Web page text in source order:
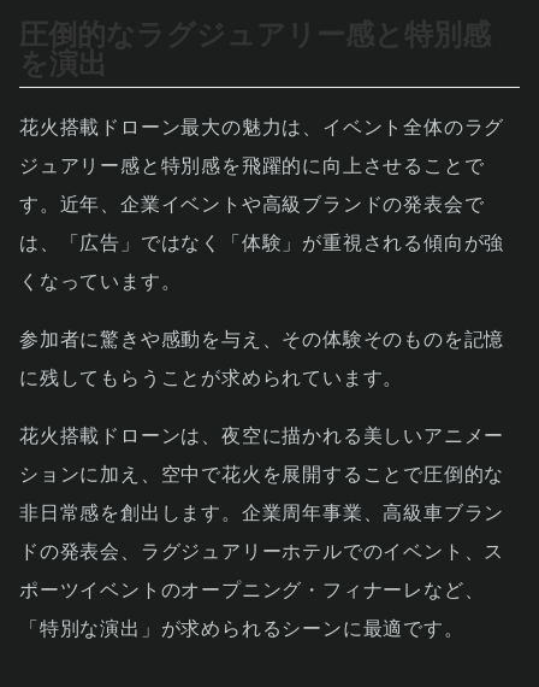
圧倒的なラグジュアリー感と特別感
を演出
花火搭載ドローン最大の魅力は、イベント全体のラグ
ジュアリー感と特別感を飛躍的に向上させることで
す。近年、企業イベントや高級ブランドの発表会で
は、「広告」ではなく「体験」が重視される傾向が強
くなっています。
参加者に驚きや感動を与え、その体験そのものを記憶
に残してもらうことが求められています。
花火搭載ドローンは、夜空に描かれる美しいアニメー
ションに加え、空中で花火を展開することで圧倒的な
非日常感を創出します。企業周年事業、高級車ブラン
ドの発表会、ラグジュアリーホテルでのイベント、ス
ポーツイベントのオープニング・フィナーレなど、
「特別な演出」が求められるシーンに最適です。